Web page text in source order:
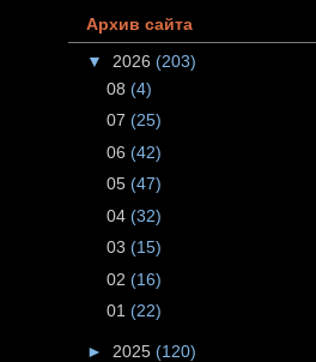
Архив сайта
▼ 2026 (203)
08 (4)
07 (25)
06 (42)
05 (47)
04 (32)
03 (15)
02 (16)
01 (22)
► 2025 (120)